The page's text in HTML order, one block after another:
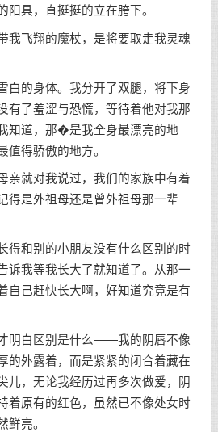
阳具，直挺挺的立在胯下。
我飞翔的魔杖，是将要取走我灵魂
白的身体。我分开了双腿，将下身
有了羞涩与恐慌，等待着他对我那
知道，那�是我全身最漂亮的地
值得骄傲的地方。
亲就对我说过，我们的家族中有着
得是外祖母还是曾外祖母那一辈
得和别的小朋友没有什么区别的时
诉我等我长大了就知道了。从那一
自己赶快长大啊，好知道究竟是有
明白区别是什么——我的阴唇不像
的外露着，而是紧紧的闭合着藏在
儿，无论我经历过再多次做爱，阴
着原有的红色，虽然已不像处女时
鲜亮。